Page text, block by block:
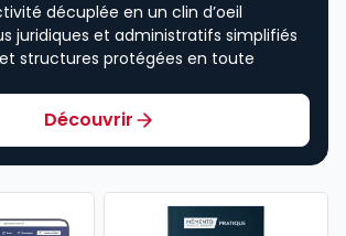
décuplée en un clin d’oeil
juridiques et administratifs simplifiés
structures protégées en toute
Découvrir